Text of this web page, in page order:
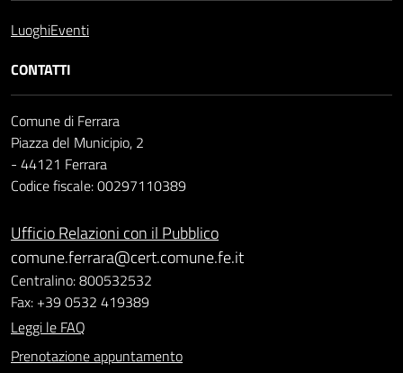
LuoghiEventi
CONTATTI
Comune di Ferrara
Piazza del Municipio, 2
- 44121 Ferrara
Codice fiscale: 00297110389
Ufficio Relazioni con il Pubblico
comune.ferrara@cert.comune.fe.it
Centralino: 800532532
Fax: +39 0532 419389
Leggi le FAQ
Prenotazione appuntamento